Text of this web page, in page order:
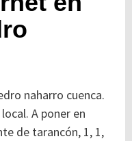
naharro cuenca.
A poner en
de tarancón, 1, 1,